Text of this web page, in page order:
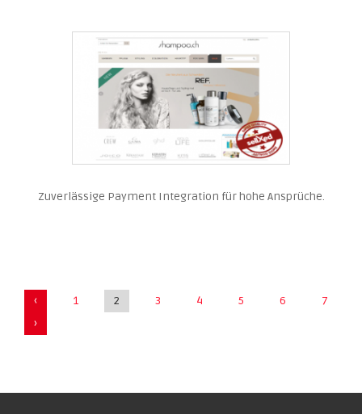
Zuverlässige Payment Integration für hohe Ansprüche.
‹ 1 2 3 4 5 6
7
›